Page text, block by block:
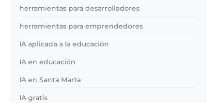
herramientas para desarrolladores
herramientas para emprendedores
IA aplicada a la educación
IA en educación
IA en Santa Marta
IA gratis